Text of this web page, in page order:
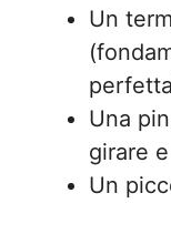
Un
Una
girare
Un